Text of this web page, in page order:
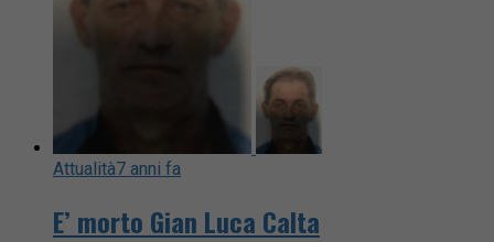
Attualità7 anni fa
E’ morto Gian Luca Calta